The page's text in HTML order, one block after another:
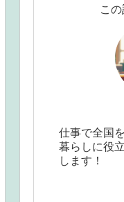
こ
仕事で全国
暮らしに役
します！